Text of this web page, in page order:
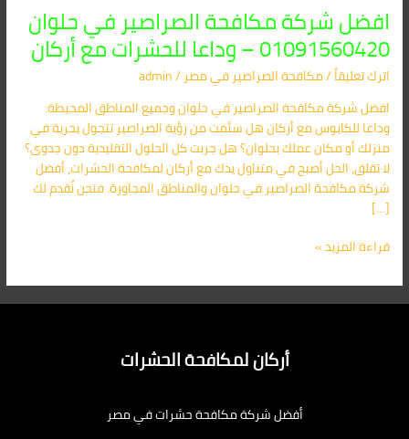
افضل شركة مكافحة الصراصير في حلوان
01091560420 – وداعا للحشرات مع أركان
اترك تعليقاً/مكافحة الصراصير​ في مصر/
admin
افضل شركة مكافحة الصراصير في حلوان وجميع المناطق المحيطة:
وداعا للكابوس مع أركان هل سئمت من رؤية الصراصير تتجول بحرية في
منزلك أو مكان عملك بحلوان؟ هل جربت كل الحلول التقليدية دون جدوى؟
لا تقلق، الحل أصبح في متناول يدك مع أركان لمكافحة الحشرات، أفضل
شركة مكافحة الصراصير في حلوان والمناطق المجاورة. فنحن نُقدم لك
[…]
مكافحة
الصراصير
في
حلوان
01091560420
–
وداعا
للحشرات
مع
أركان
قراءة المزيد »
أركان لمكافحة الحشرات
أفضل شركة مكافحة حشرات في مصر